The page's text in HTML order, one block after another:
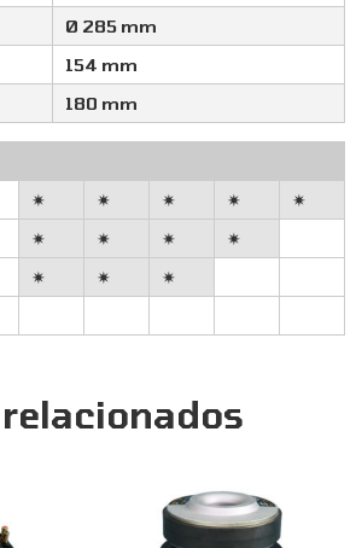
Ø 285 mm
154 mm
180 mm
✷ ✷ ✷ ✷
✷
✷ ✷ ✷
✷
✷ ✷
✷